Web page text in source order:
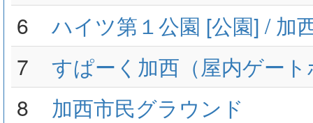
6
ハイツ第１公園 [公園] / 加
7
すぱーく加西（屋内ゲー
8
加西市民グラウンド